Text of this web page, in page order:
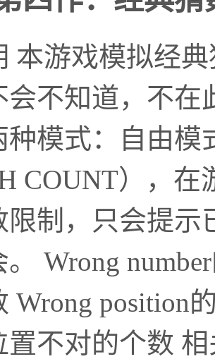
本游戏模拟经
会不知道，不
种模式：自由模
COUNT），
限制，只会提示
Wrong
Wrong position
置不对的个数